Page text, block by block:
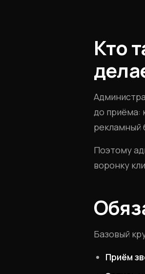
Кто
до приёма:
рекламный
Поэтому
воронку
Базовый
Приём